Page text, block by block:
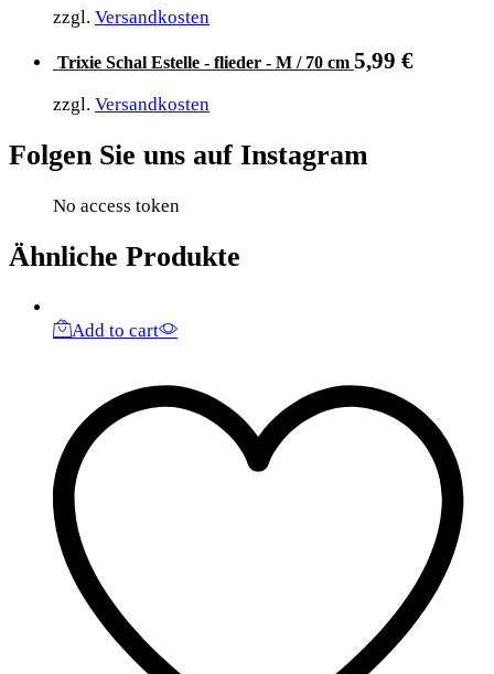
zzgl. Versandkosten
Trixie Schal Estelle - flieder - M / 70 cm 5,99 €
zzgl. Versandkosten
Folgen Sie uns auf Instagram
No access token
Ähnliche Produkte
Add to cart